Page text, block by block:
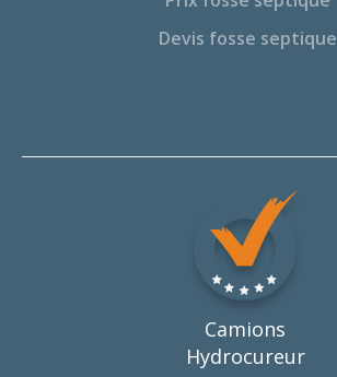
Devis fosse septique
Camions
Hydrocureur